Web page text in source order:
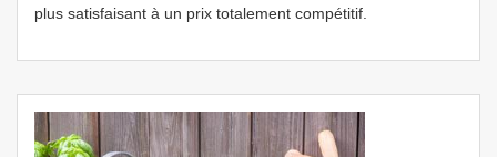
plus satisfaisant à un prix totalement compétitif.